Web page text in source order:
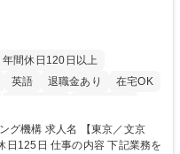
年間休日120日以上
英語 退職金あり
在宅OK
東京／文京
下記業務を